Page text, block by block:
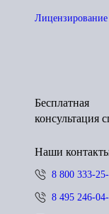
Лицензирование
Бесплатная
консультация
Наши
8 800 333-
8 495 246-